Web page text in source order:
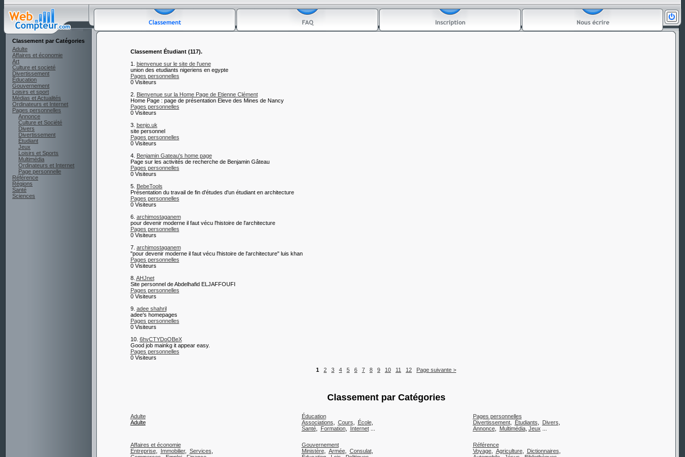
Classement par Catégories
Adulte
Affaires et économie
Art
Culture et societé
Divertissement
Éducation
Gouvernement
Loisirs et sport
Médias et Actualités
Ordinateurs et Internet
Pages personnelles
Annonce
Culture et Société
Divers
Divertissement
Étudiant
Jeux
Loisirs et Sports
Multimédia
Ordinateurs et Internet
Page personnelle
Référence
Régions
Santé
Sciences
Classement Étudiant (117).
1. bienvenue sur le site de l'uene
union des etudiants nigeriens en egypte
Pages personnelles
0 Visiteurs
2. Bienvenue sur la Home Page de Etienne Clément
Home Page : page de présentation Eleve des Mines de Nancy
Pages personnelles
0 Visiteurs
3. benjo.uk
site personnel
Pages personnelles
0 Visiteurs
4. Benjamin Gateau's home page
Page sur les activités de recherche de Benjamin Gâteau
Pages personnelles
0 Visiteurs
5. BebeTools
Présentation du travail de fin d'études d'un étudiant en architecture
Pages personnelles
0 Visiteurs
6. archimostaganem
pour devenir moderne il faut vécu l'histoire de l'architecture
Pages personnelles
0 Visiteurs
7. archimostaganem
"pour devenir moderne il faut vécu l'histoire de l'architecture" luis khan
Pages personnelles
0 Visiteurs
8. AHJnet
Site personnel de Abdelhafid ELJAFFOUFI
Pages personnelles
0 Visiteurs
9. adee shahril
adee's homepages
Pages personnelles
0 Visiteurs
10. 6hvCTYDoOBeX
Good job mainkg it appear easy.
Pages personnelles
0 Visiteurs
1
2 3 4 5 6 7 8 9 10 11 12 Page suivante >
Classement par Catégories
Adulte
Adulte
Éducation
Associations
Cours École,
Santé, Formation, Internet...
Pages personnelles
Divertissement, Étudiants Divers
Annonce, Multimédia, Jeux
Affaires et économie
Entreprise, Immobilier, Services
Gouvernement
Ministère, Armée, Consulat,
Référence
Voyage, Agriculture, Dictionnaires